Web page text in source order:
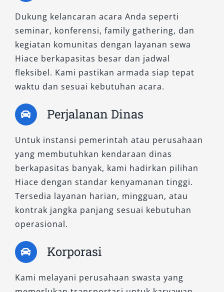
Dengan menawarkan tiga varian HiAce terbaik
—HiAce Premio, HiAce Premio Luxury, dan
HiAce Commuter—kami memberikan
keleluasaan bagi pelanggan untuk memilih
kendaraan sesuai kebutuhan dan kenyamanan.
Baik untuk rental Hiace Tangerang murah
Salsa Wisata tersedia dalam kondisi prima dan
siap mendukung kelancaran perjalanan Anda.
Segera hubungi tim kami untuk pemesanan
dan konsultasi tipe kendaraan yang paling
sesuai. Salsa Wisata, solusi terpercaya untuk
kebutuhan transportasi berkualitas di
Tangerang.
Dukung kelancaran acara Anda seperti
seminar, konferensi, family gathering, dan
kegiatan komunitas dengan layanan sewa
Hiace berkapasitas besar dan jadwal
fleksibel. Kami pastikan armada siap tepat
waktu dan sesuai kebutuhan acara.
Perjalanan Dinas
Untuk instansi pemerintah atau perusahaan
yang membutuhkan kendaraan dinas
berkapasitas banyak, kami hadirkan pilihan
Hiace dengan standar kenyamanan tinggi.
Tersedia layanan harian, mingguan, atau
kontrak jangka panjang sesuai kebutuhan
operasional.
Korporasi
Kami melayani perusahaan swasta yang